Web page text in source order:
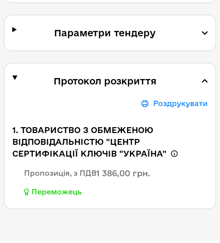
Параметри тендеру
Протокол розкриття
Роздрукувати
1. ТОВАРИСТВО З ОБМЕЖЕНОЮ
ВІДПОВІДАЛЬНІСТЮ "ЦЕНТР
СЕРТИФІКАЦІЇ КЛЮЧІВ "УКРАЇНА"
Пропозиція, з ПДВ1 386,00 грн.
Переможець